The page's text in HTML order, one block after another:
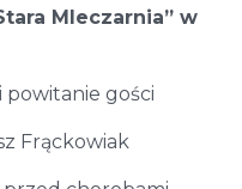
Mleczarnia” w
powitanie gości
Frąckowiak